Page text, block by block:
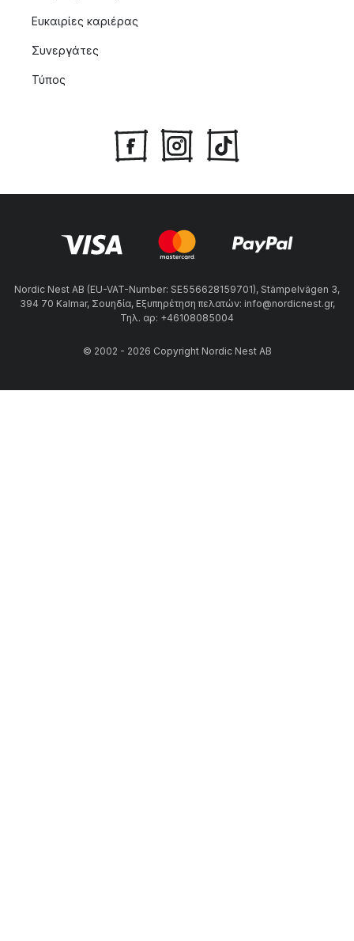
Ευκαιρίες καριέρας
Συνεργάτες
Τύπος
Nordic Nest AB (EU-VAT-Number: SE556628159701), Stämpelvägen 3,
394 70 Kalmar, Σουηδία, Εξυπηρέτηση πελατών: info@nordicnest.gr,
Τηλ. αρ: +46108085004
© 2002 - 2026 Copyright Nordic Nest AB